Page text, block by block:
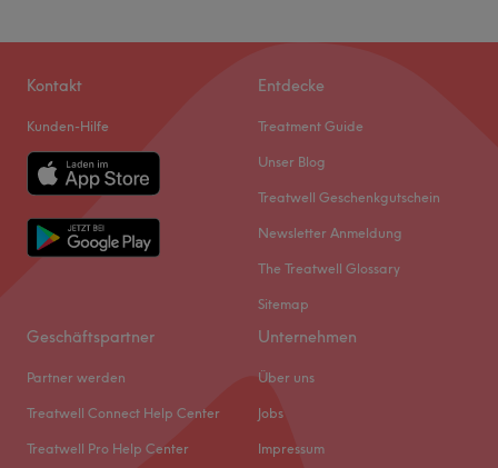
Kontakt
Kunden-Hilfe
Entdecke
Treatment Guide
Unser Blog
Treatwell Geschenkgutschein
Newsletter Anmeldung
The Treatwell Glossary
Sitemap
Geschäftspartner
Partner werden
Treatwell Connect Help Center
Treatwell Pro Help Center
Unternehmen
Über uns
Jobs
Impressum